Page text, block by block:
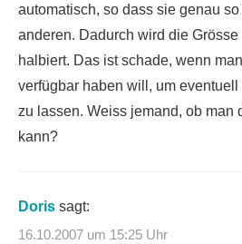
automatisch, so dass sie genau
anderen. Dadurch wird die
halbiert. Das ist schade, wenn
verfügbar haben will, um
zu lassen. Weiss jemand, ob man
kann?
Doris sagt:
16.10.2007 um 15:25 Uhr